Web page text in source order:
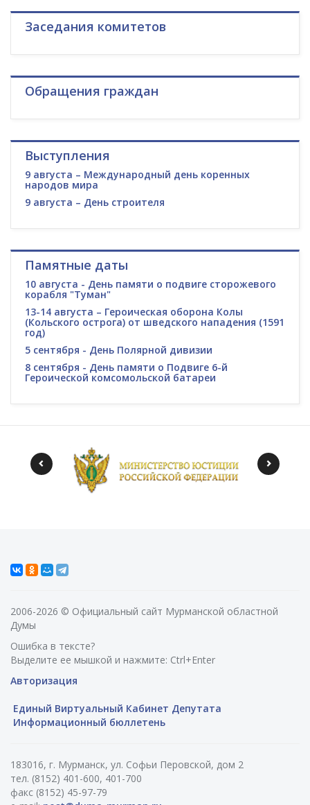
Заседания комитетов
Обращения граждан
Выступления
9 августа – Международный день коренных
народов мира
9 августа – День строителя
Памятные даты
10 августа - День памяти о подвиге сторожевого
корабля "Туман"
13-14 августа – Героическая оборона Колы
(Кольского острога) от шведского нападения (1591
год)
5 сентября - День Полярной дивизии
8 сентября - День памяти о Подвиге 6-й
Героической комсомольской батареи
2006-2026 © Официальный сайт Мурманской областной
Думы
Ошибка в тексте?
Выделите ее мышкой и нажмите: Ctrl+Enter
Авторизация
Единый Виртуальный Кабинет Депутата
Информационный бюллетень
183016, г. Мурманск, ул. Софьи Перовской, дом 2
тел. (8152) 401-600, 401-700
факс (8152) 45-97-79